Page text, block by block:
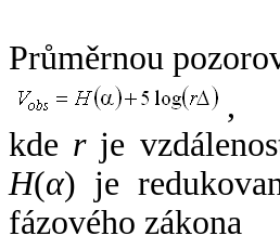
Průměrnou
,
kde rje
H(α) je
fázového zákona